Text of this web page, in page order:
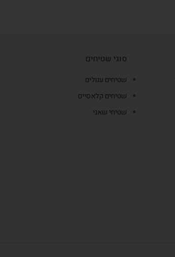
סוגי שטיחים
שטיחים עגולים
שטיחים קלאסיים
שטיחי שאגי